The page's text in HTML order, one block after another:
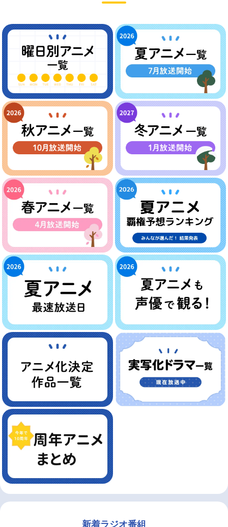
新着ラジオ番組